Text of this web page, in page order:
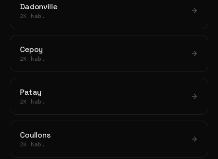
Dadonville
2K hab.
Cepoy
2K hab.
Patay
2K hab.
Coullons
2K hab.